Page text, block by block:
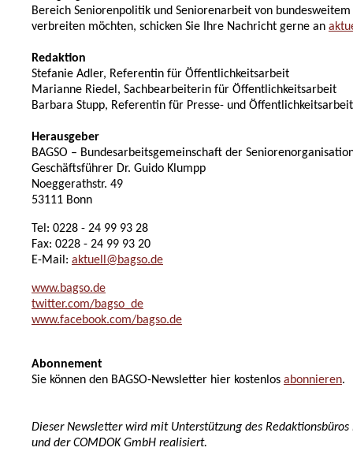
Bereich Seniorenpolitik und Seniorenarbeit von bundesweitem
verbreiten möchten, schicken Sie Ihre Nachricht gerne an
Redaktion
Stefanie Adler, Referentin für Öffentlichkeitsarbeit
Marianne Riedel, Sachbearbeiterin für Öffentlichkeitsarbeit
Barbara Stupp, Referentin für Presse- und Öffentlichkeitsarbeit
Herausgeber
BAGSO – Bundesarbeitsgemeinschaft der
Geschäftsführer Dr. Guido Klumpp
Noeggerathstr. 49
53111 Bonn
Tel: 0228 - 24 99 93 28
Fax: 0228 - 24 99 93 20
E-Mail: aktuell@bagso.de
www.bagso.de
twitter.com/bagso_de
www.facebook.com/bagso.de
Abonnement
Sie können den BAGSO-Newsletter hier kostenlos abonnieren.
Dieser Newsletter wird mit Unterstützung des Redaktionsbüros
und der COMDOK GmbH realisiert.